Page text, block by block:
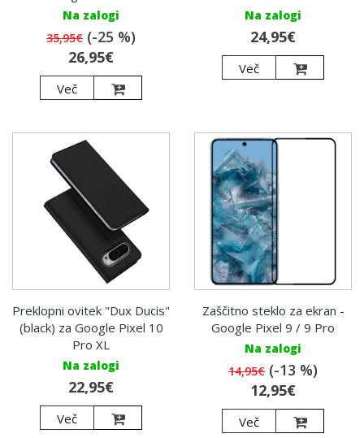
Na zalogi
35,95€ (-25 %)
26,95€
Več
Na zalogi
24,95€
Več
Preklopni ovitek "Dux Ducis"
(black) za Google Pixel 10
Pro XL
Na zalogi
22,95€
Več
Zaščitno steklo za ekran -
Google Pixel 9 / 9 Pro
Na zalogi
14,95€ (-13 %)
12,95€
Več